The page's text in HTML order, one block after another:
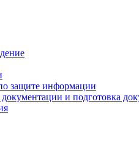
защите информации
и подготовка